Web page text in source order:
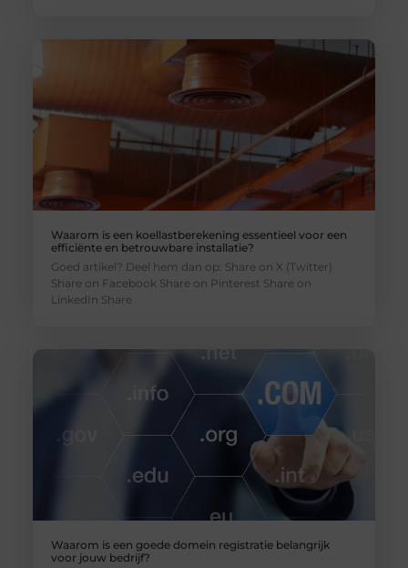
Waarom is een koellastberekening essentieel voor een
efficiënte en betrouwbare installatie?
Goed artikel? Deel hem dan op: Share on X (Twitter)
Share on Facebook Share on Pinterest Share on
LinkedIn Share
Waarom is een goede domein registratie belangrijk
voor jouw bedrijf?